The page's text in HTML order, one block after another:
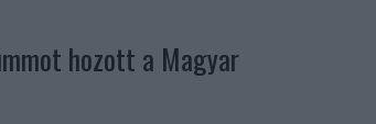
hozott a Magyar